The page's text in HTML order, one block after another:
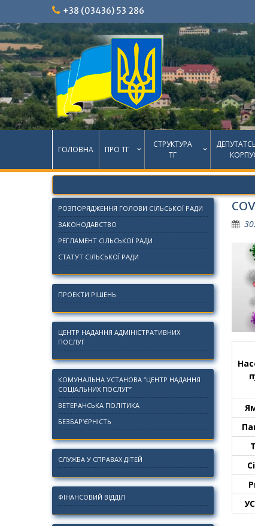
content
+38 (03436) 53 286
ГОЛОВНА ПРО ТГ
СТРУКТУРА
ТГ
РОЗПОРЯДЖЕННЯ ГОЛОВИ СІЛЬСЬКОЇ РАДИ
ЗАКОНОДАВСТВО
РЕГЛАМЕНТ СІЛЬСЬКОЇ РАДИ
СТАТУТ СІЛЬСЬКОЇ РАДИ
ПРОЕКТИ РІШЕНЬ
ЦЕНТР НАДАННЯ АДМІНІСТРАТИВНИХ
ПОСЛУГ
КОМУНАЛЬНА УСТАНОВА “ЦЕНТР НАДАННЯ
СОЦІАЛЬНИХ ПОСЛУГ”
ВЕТЕРАНСЬКА ПОЛІТИКА
БЕЗБАР’ЄРНІСТЬ
СЛУЖБА У СПРАВАХ ДІТЕЙ
ФІНАНСОВИЙ ВІДДІЛ